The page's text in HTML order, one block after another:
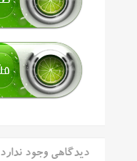
دیدگاهی وجود ندارد